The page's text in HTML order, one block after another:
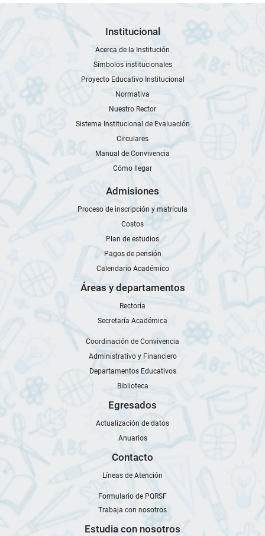
Institucional
Acerca de la Institución
Símbolos institucionales
Proyecto Educativo Institucional
Normativa
Nuestro Rector
Sistema Institucional de Evaluación
Circulares
Manual de Convivencia
Cómo llegar
Admisiones
Proceso de inscripción y matrícula
Costos
Plan de estudios
Pagos de pensión
Calendario Académico
Áreas y departamentos
Rectoría
Secretaría Académica
Coordinación de Convivencia
Administrativo y Financiero
Departamentos Educativos
Biblioteca
Egresados
Actualización de datos
Anuarios
Contacto
Líneas de Atención
Formulario de PQRSF
Trabaja con nosotros
Estudia con nosotros